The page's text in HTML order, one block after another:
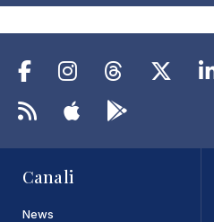
Canali
News